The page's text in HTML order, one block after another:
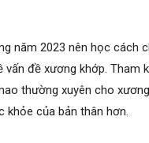
năm 2023 nên học cách
vấn đề xương khớp.
thường xuyên cho
khỏe của bản thân hơn.